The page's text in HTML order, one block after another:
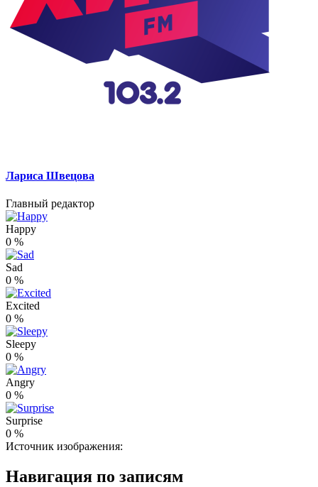
Лариса Швецова
Главный редактор
Happy
0 %
Sad
0 %
Excited
0 %
Sleepy
0 %
Angry
0 %
Surprise
0 %
Источник изображения:
Навигация по записям